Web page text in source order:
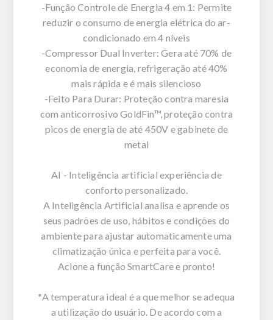
-Função Controle de Energia 4 em 1: Permite
reduzir o consumo de energia elétrica do ar-
condicionado em 4 níveis
-Compressor Dual Inverter: Gera até 70% de
economia de energia, refrigeração até 40%
mais rápida e é mais silencioso
-Feito Para Durar: Proteção contra maresia
com anticorrosivo GoldFin™, proteção contra
picos de energia de até 450V e gabinete de
metal
AI - Inteligência artificial experiência de
conforto personalizado.
A Inteligência Artificial analisa e aprende os
seus padrões de uso, hábitos e condições do
ambiente para ajustar automaticamente uma
climatização única e perfeita para você.
Acione a função SmartCare e pronto!
*A temperatura ideal é a que melhor se adequa
a utilização do usuário. De acordo com a